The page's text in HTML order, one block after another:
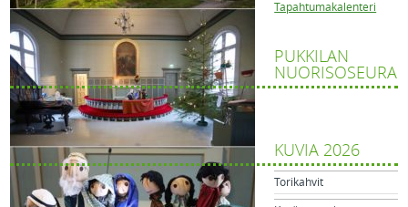
Tapahtumakalenteri
PUKKILAN
NUORISOSEURA
KUVIA 2026
Torikahvit